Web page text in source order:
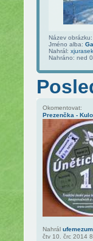
Název obrázku:
Jméno alba:
Nahrál: xjurasek
Nahráno: ned
Okomentovat:
Prezenčka -
Nahrál
čtv 10. črc 2014